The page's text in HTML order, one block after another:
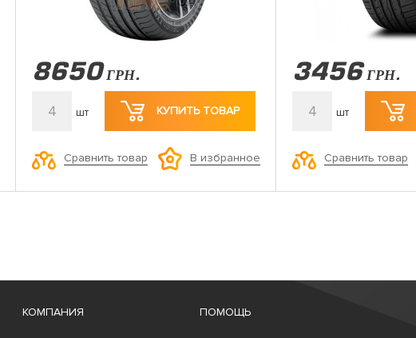
8650 ГРН.
4 шт КУПИТЬ ТОВАР
Сравнить товар В избранное
3456 ГРН.
4 шт
Сравнить товар
КОМПАНИЯ ПОМОЩЬ